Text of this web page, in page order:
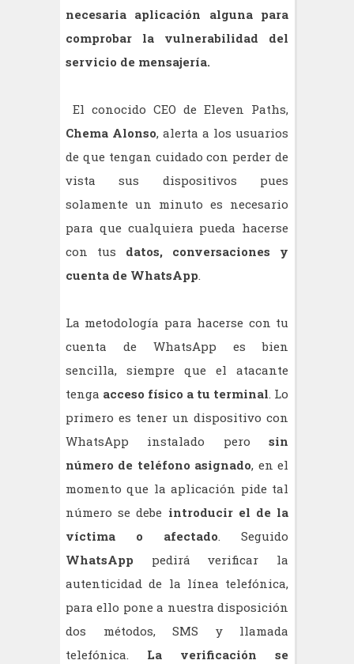
necesaria aplicación alguna para
comprobar la vulnerabilidad del
servicio de mensajería.
El conocido CEO de Eleven Paths,
Chema Alonso, alerta a los usuarios
de que tengan cuidado con perder de
vista sus dispositivos pues
solamente un minuto es necesario
para que cualquiera pueda hacerse
con tus datos, conversaciones y
cuenta de WhatsApp.
La metodología para hacerse con tu
cuenta de WhatsApp es bien
sencilla, siempre que el atacante
tenga acceso físico a tu terminal. Lo
primero es tener un dispositivo con
WhatsApp instalado pero sin
número de teléfono asignado, en el
momento que la aplicación pide tal
número se debe introducir el de la
víctima o afectado. Seguido
WhatsApp pedirá verificar la
autenticidad de la línea telefónica,
para ello pone a nuestra disposición
dos métodos, SMS y llamada
telefónica. La verificación se